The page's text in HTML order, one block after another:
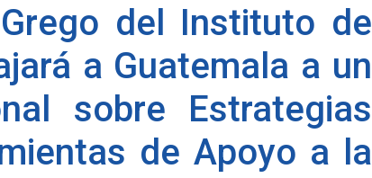
del Instituto de
a Guatemala a un
sobre Estrategias
de Apoyo a la